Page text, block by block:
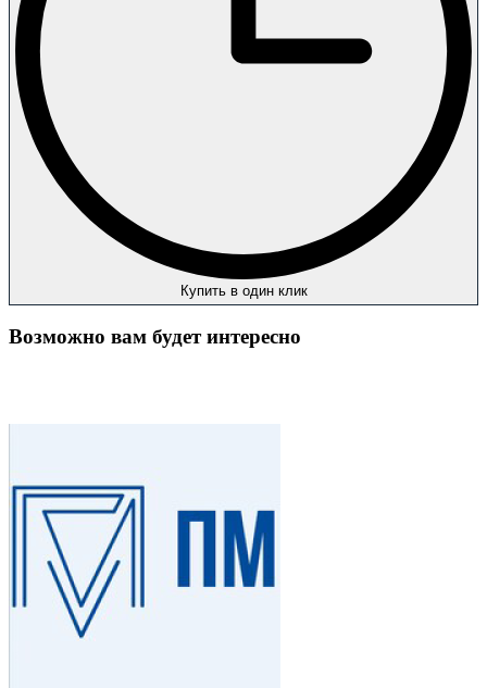
Купить в один клик
Возможно вам будет интересно